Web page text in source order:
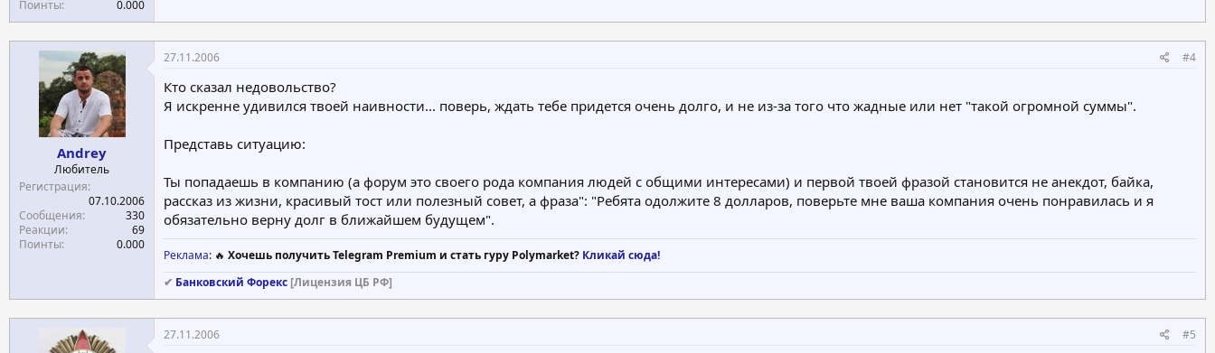
Поинты
0.000
Andrey
Любитель
Регистрация
07.10.2006
Сообщения
330
Реакции
69
Поинты
0.000
27.11.2006 #4
Кто сказал недовольство?
Я искренне удивился твоей наивности... поверь, ждать тебе придется очень долго, и не из-за того что жадные или нет "такой огромной суммы".
Представь ситуацию:
Ты попадаешь в компанию (а форум это своего рода компания людей с общими интересами) и первой твоей фразой становится не анекдот, байка,
рассказ из жизни, красивый тост или полезный совет, а фраза": "Ребята одолжите 8 долларов, поверьте мне ваша компания очень понравилась и я
обязательно верну долг в ближайшем будущем".
Реклама: 🔥 Хочешь получить Telegram Premium и стать гуру Polymarket? Кликай сюда!
✔ Банковский Форекс [Лицензия ЦБ РФ]
27.11.2006 #5